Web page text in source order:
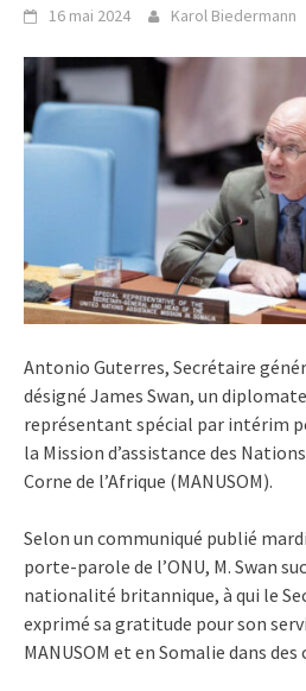
16 mai 2024 Karol Biedermann
Antonio Guterres, Secrétaire
désigné James Swan, un
représentant spécial par intérim
la Mission d’assistance des
Corne de l’Afrique (MANUSOM).
Selon un communiqué publié
porte-parole de l’ONU, M. Swan
nationalité britannique, à qui le
exprimé sa gratitude pour son
MANUSOM et en Somalie dans